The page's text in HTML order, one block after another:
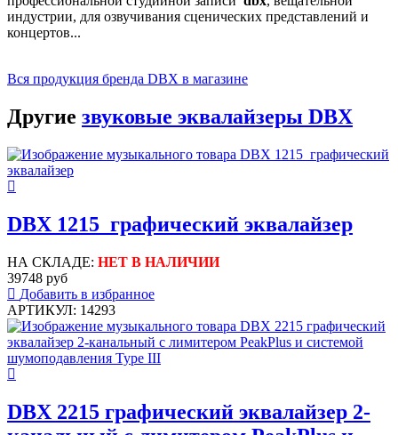
индустрии, для озвучивания сценических представлений и
концертов...
Вся продукция бренда DBX в магазине
Другие звуковые эквалайзеры DBX
DBX 1215 графический эквалайзер
НА СКЛАДЕ: НЕТ В НАЛИЧИИ
39748 руб
Добавить в избранное
АРТИКУЛ: 14293
DBX 2215 графический эквалайзер 2-